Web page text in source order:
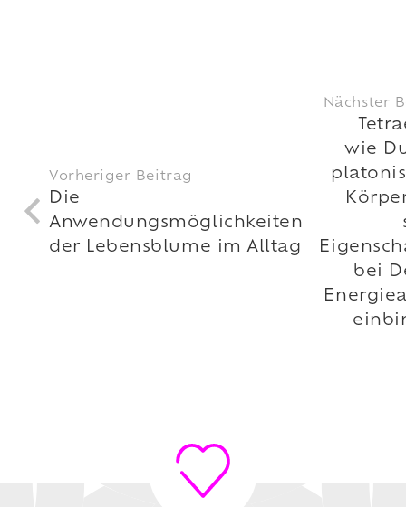
Vorheriger Beitrag
Die
Anwendungsmöglichkeiten
der Lebensblume im Alltag
Nächster
wie
bei